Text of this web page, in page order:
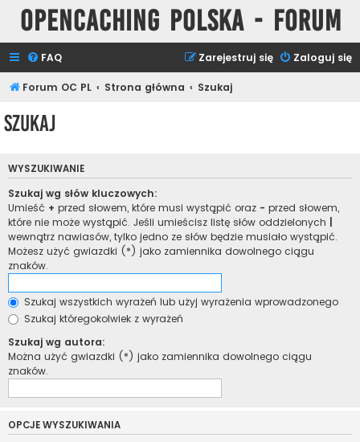
Opencaching Polska - Forum
FAQ Zaloguj się
Zarejestruj się
Forum OC PL Strona główna Szukaj
Szukaj
WYSZUKIWANIE
Szukaj wg słów kluczowych:
Umieść + przed słowem, które musi wystąpić oraz - przed słowem,
które nie może wystąpić. Jeśli umieścisz listę słów oddzielonych
wewnątrz nawiasów, tylko jedno ze słów będzie musiało wystąpić.
Możesz użyć gwiazdki (*) jako zamiennika dowolnego ciągu
znaków.
Szukaj wszystkich wyrażeń lub użyj wyrażenia wprowadzonego
Szukaj któregokolwiek z wyrażeń
Szukaj wg autora:
Można użyć gwiazdki (*) jako zamiennika dowolnego ciągu
znaków.
OPCJE WYSZUKIWANIA